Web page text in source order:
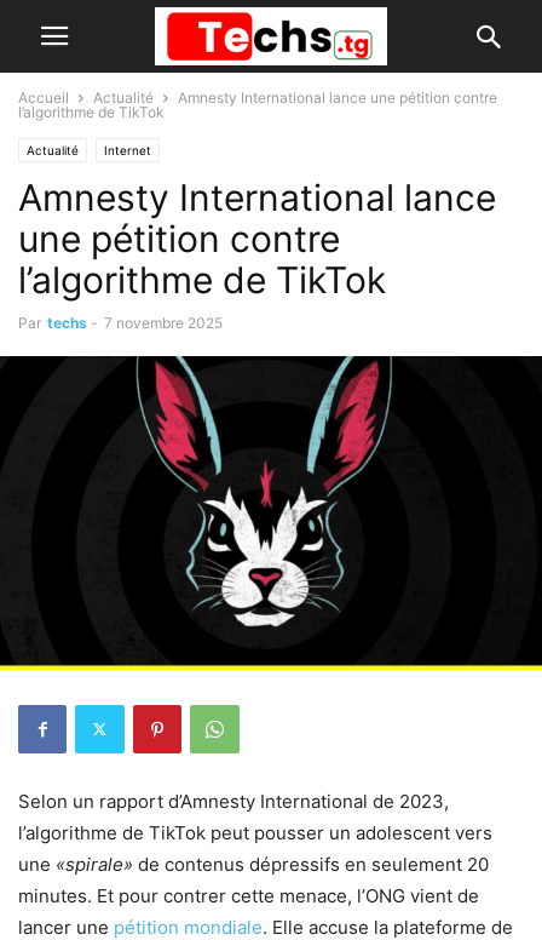
Accueil Actualité
Amnesty International lance une pétition contre
l’algorithme de TikTok
Actualité Internet
Amnesty International lance
une pétition contre
l’algorithme de TikTok
Par techs - 7 novembre 2025
Selon un rapport d’Amnesty International de 2023,
l’algorithme de TikTok peut pousser un adolescent vers
une «spirale» de contenus dépressifs en seulement 20
minutes. Et pour contrer cette menace, l’ONG vient de
lancer une pétition mondiale. Elle accuse la plateforme de